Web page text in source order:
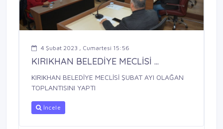
4 Şubat 2023 , Cumartesi 15:56
KIRIKHAN BELEDİYE MECLİSİ ...
KIRIKHAN BELEDİYE MECLİSİ ŞUBAT AYI OLAĞAN
TOPLANTISINI YAPTI
İncele